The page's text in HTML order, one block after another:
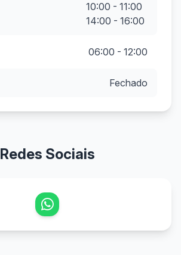
10:00 - 11:00
14:00 - 16:00
06:00 - 12:00
Fechado
Redes Sociais